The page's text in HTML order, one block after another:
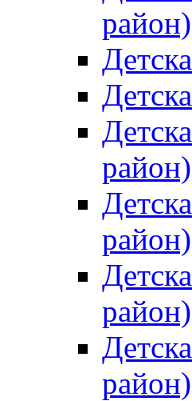
район)
район)
район)
район)
район)